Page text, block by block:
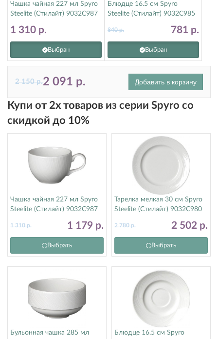
Чашка чайная 227 мл Spyro
Steelite (Стилайт) 9032C987
1 310 р.
Выбран
Блюдце 16.5 см Spyro
Steelite (Стилайт) 9032C985
781 р.
840р.
Выбран
2 091 р.
2 150р. Добавить в корзину
Купи от 2х товаров из серии Spyro со
скидкой до 10%
Чашка чайная 227 мл Spyro
Steelite (Стилайт) 9032C987
1 179 р.
1 310р.
Выбрать
Тарелка мелкая 30 см Spyro
Steelite (Стилайт) 9032C980
2 502 р.
2 780р.
Выбрать
Бульонная чашка 285 мл Блюдце 16.5 см Spyro